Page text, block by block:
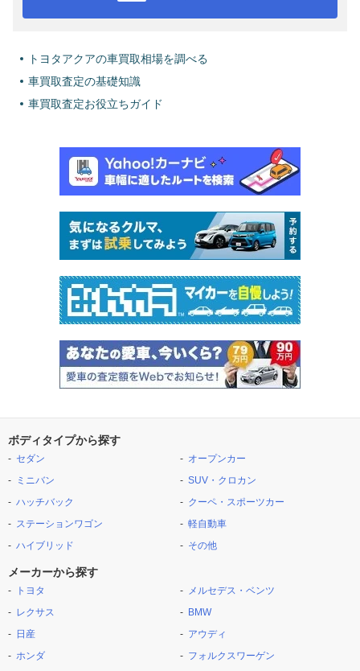
トヨタアクアの車買取相場を調べる
車買取査定の基礎知識
車買取査定お役立ちガイド
ボディタイプから探す
セダン
ミニバン
ハッチバック
ステーションワゴン
ハイブリッド
オープンカー
SUV・クロカン
クーペ・スポーツカー
軽自動車
その他
メーカーから探す
トヨタ
レクサス
日産
ホンダ
メルセデス・ベンツ
BMW
アウディ
フォルクスワーゲン